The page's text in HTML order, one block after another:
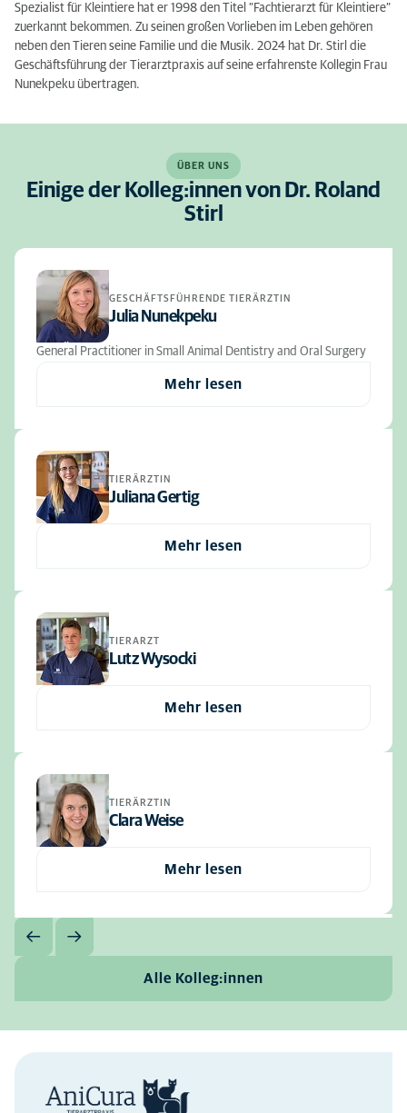
Spezialist für Kleintiere hat er 1998 den Titel “Fachtierarzt für Kleintiere“
zuerkannt bekommen. Zu seinen großen Vorlieben im Leben gehören
neben den Tieren seine Familie und die Musik. 2024 hat Dr. Stirl die
Geschäftsführung der Tierarztpraxis auf seine erfahrenste Kollegin Frau
Nunekpeku übertragen.
ÜBER UNS
Einige der Kolleg:innen von Dr. Roland
Stirl
GESCHÄFTSFÜHRENDE TIERÄRZTIN
Julia Nunekpeku
General Practitioner in Small Animal Dentistry and Oral Surgery
Mehr lesen
TIERÄRZTIN
Juliana Gertig
Mehr lesen
TIERARZT
Lutz Wysocki
Mehr lesen
TIERÄRZTIN
Clara Weise
Mehr lesen
Alle Kolleg:innen